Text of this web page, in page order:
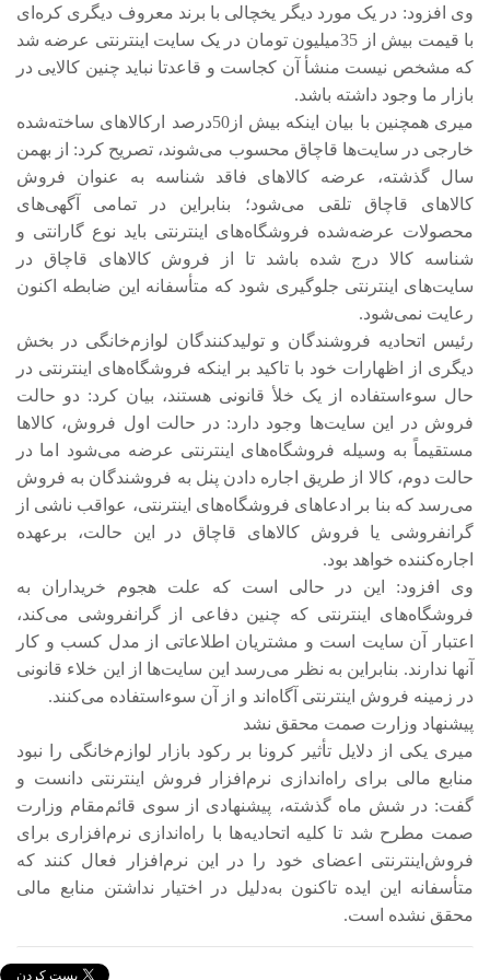
وی افزود: در یک مورد دیگر یخچالی با برند معروف دیگری کره‌ای
با قیمت بیش از 35میلیون تومان در یک سایت اینترنتی عرضه شد
که مشخص نیست منشأ آن کجاست و قاعدتا نباید چنین کالایی در
بازار ما وجود داشته باشد.
میری همچنین با بیان اینکه بیش از50درصد ارکالاهای ساخته‌شده
خارجی در سایت‌ها قاچاق محسوب می‌شوند، تصریح کرد: از بهمن
سال گذشته، عرضه کالاهای فاقد شناسه به ‌عنوان فروش
کالاهای قاچاق تلقی می‌شود؛ بنابراین در تمامی آگهی‌های
محصولات عرضه‌شده فروشگاه‌های اینترنتی باید نوع گارانتی و
شناسه کالا درج شده باشد تا از فروش کالاهای قاچاق در
سایت‌های اینترنتی جلوگیری شود که متأسفانه این ضابطه اکنون
رعایت نمی‌شود.
رئیس اتحادیه فروشندگان و تولیدکنندگان لوازم‌خانگی در بخش
دیگری از اظهارات خود با تاکید بر اینکه فروشگاه‌های اینترنتی در
حال سوءاستفاده از یک خلأ قانونی هستند، بیان کرد: دو حالت
فروش در این سایت‌ها وجود دارد: در حالت اول فروش، کالاها
مستقیماً به وسیله فروشگاه‌های اینترنتی عرضه می‌شود اما در
حالت دوم، کالا از طریق اجاره دادن پنل به فروشندگان به فروش
می‌رسد که بنا بر ادعاهای فروشگاه‌های اینترنتی، عواقب ناشی از
گرانفروشی یا فروش کالاهای قاچاق در این حالت، برعهده
اجاره‌کننده خواهد بود.
وی افزود: این در حالی است که علت هجوم خریداران به
فروشگاه‌های اینترنتی که چنین دفاعی از گرانفروشی می‌کند،
اعتبار آن سایت است و مشتریان اطلاعاتی از مدل کسب و کار
آنها ندارند. بنابراین به نظر می‌رسد این سایت‌ها از این خلاء قانونی
در زمینه فروش اینترنتی آگاه‌اند و از آن سوءاستفاده می‌کنند.
پیشنهاد وزارت صمت محقق نشد
میری یکی از دلایل تأثیر کرونا بر رکود بازار لوازم‌خانگی را نبود
منابع مالی برای راه‌اندازی نرم‌افزار فروش اینترنتی دانست و
گفت: در شش ماه گذشته، پیشنهادی از سوی قائم‌مقام وزارت
صمت مطرح شد تا کلیه اتحادیه‌ها با راه‌اندازی نرم‌افزاری برای
فروش‌اینترنتی اعضای خود را در این نرم‌افزار فعال کنند که
متأسفانه این ایده تاکنون به‌دلیل در اختیار نداشتن منابع مالی
محقق نشده است.